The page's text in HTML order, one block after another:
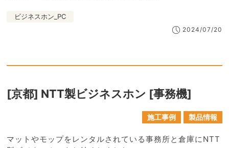
ビジネスホン_PC
2024/07/20
[京都] NTT製ビジネスホン [事務機]
施工事例 製品情報
マットやモップをレンタルされている事務所と倉庫にNTT